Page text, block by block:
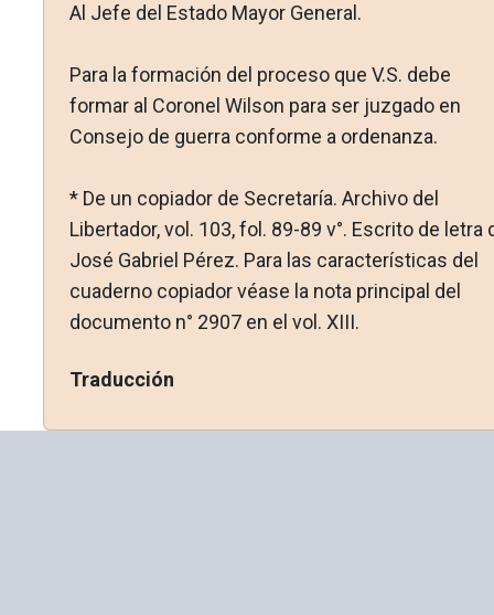
Al Jefe del Estado Mayor General.
Para la formación del proceso que V.S. debe
formar al Coronel Wilson para ser juzgado en
Consejo de guerra conforme a or­denanza.
* De un copiador de Secretaría. Archivo del
Libertador, vol. 103, fol. 89-89 v°. Escrito de letra
José Gabriel Pérez. Para las características del
cuaderno copiador véase la nota principal del
documento n° 2907 en el vol. XIII.
Traducción